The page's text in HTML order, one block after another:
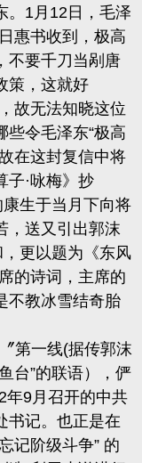
1月 12 日，毛泽
惠书收到，极高
不要千刀当剐唐
策，这就好
故无法知晓这位
些令毛泽东“极高
在这封复信中将
子·咏梅》抄
康生于当月下向将
，送又引出郭沫
，更以题为《东风
的诗词，主席的
不教冰雪结奇胎
第一线(据传郭沫
台”的联语），俨
年9月召开的中共
书记。也正是在
记阶级斗争” 的